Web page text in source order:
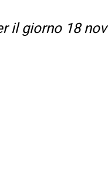
il giorno 18